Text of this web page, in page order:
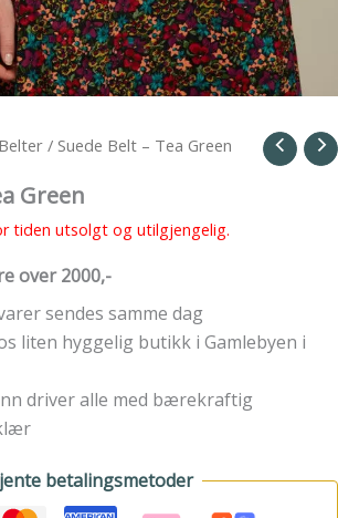
Belter / Suede Belt – Tea Green
Green
tiden utsolgt og utilgjengelig.
over 2000,-
sendes samme dag
liten hyggelig butikk i Gamlebyen i
driver alle med bærekraftig
betalingsmetoder